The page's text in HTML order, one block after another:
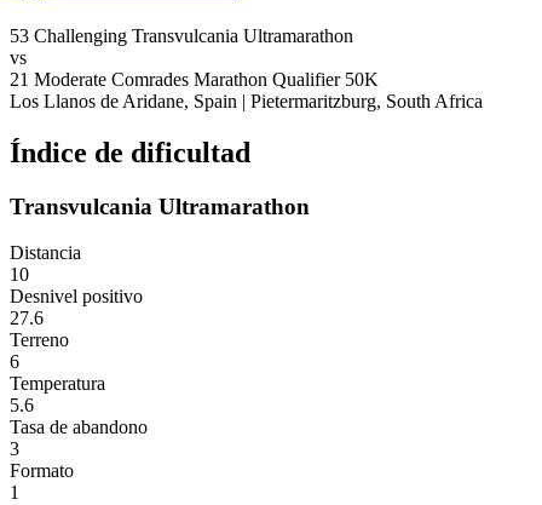
53 Challenging Transvulcania Ultramarathon
vs
21 Moderate Comrades Marathon Qualifier 50K
Los Llanos de Aridane, Spain | Pietermaritzburg, South Africa
Índice de dificultad
Transvulcania Ultramarathon
Distancia
10
Desnivel positivo
27.6
Terreno
6
Temperatura
5.6
Tasa de abandono
3
Formato
1